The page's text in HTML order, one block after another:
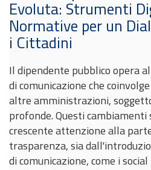
Evoluta: Strumenti
Normative per un
i Cittadini
Il dipendente pubblico opera
di comunicazione che
altre amministrazioni,
profonde. Questi
crescente attenzione alla
trasparenza, sia
di comunicazione, come i